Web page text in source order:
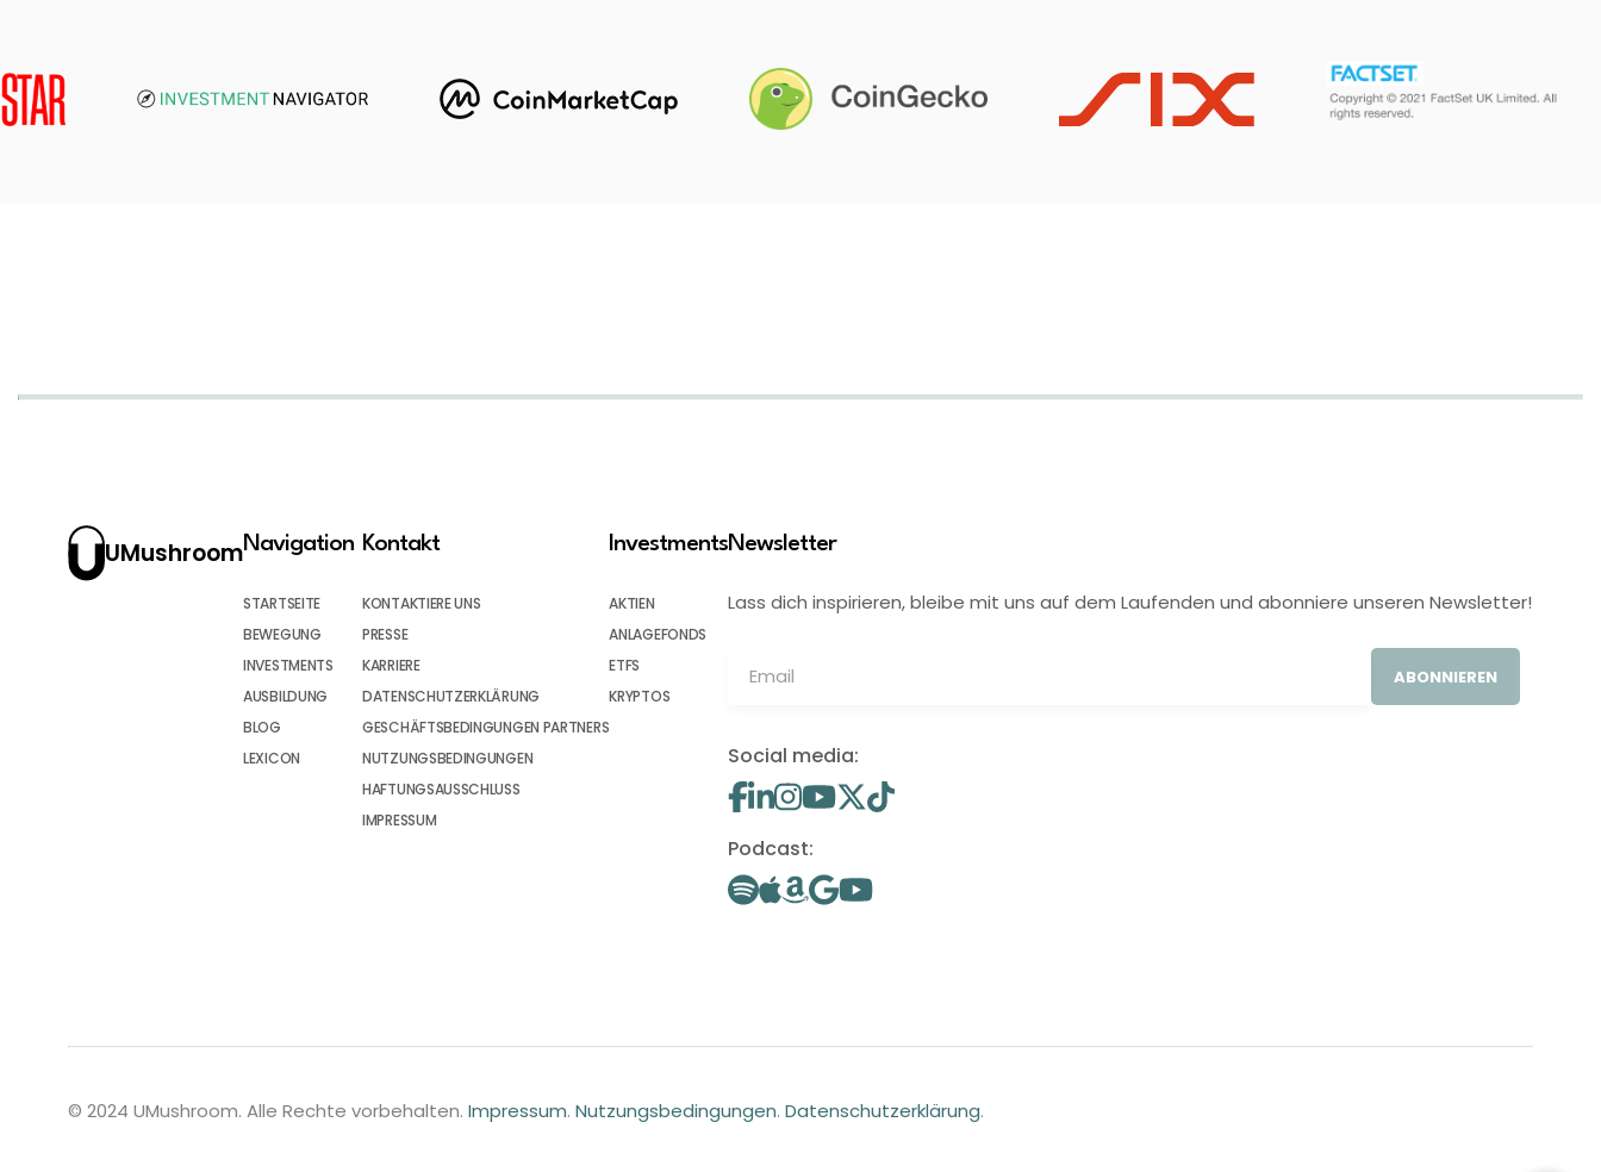
UMushroomNavigation
STARTSEITE
BEWEGUNG
INVESTMENTS
AUSBILDUNG
BLOG
LEXICON
Kontakt
KONTAKTIERE UNS
PRESSE
KARRIERE
DATENSCHUTZERKLÄRUNG
GESCHÄFTSBEDINGUNGEN PARTNERS
NUTZUNGSBEDINGUNGEN
HAFTUNGSAUSSCHLUSS
IMPRESSUM
Investments
AKTIEN
ANLAGEFONDS
ETFS
KRYPTOS
Newsletter
Lass dich inspirieren, bleibe mit uns auf dem Laufenden und abonniere unseren Newsletter!
ABONNIEREN
Social media:
Podcast:
© 2024 UMushroom. Alle Rechte vorbehalten. Impressum. Nutzungsbedingungen. Datenschutzerklärung.